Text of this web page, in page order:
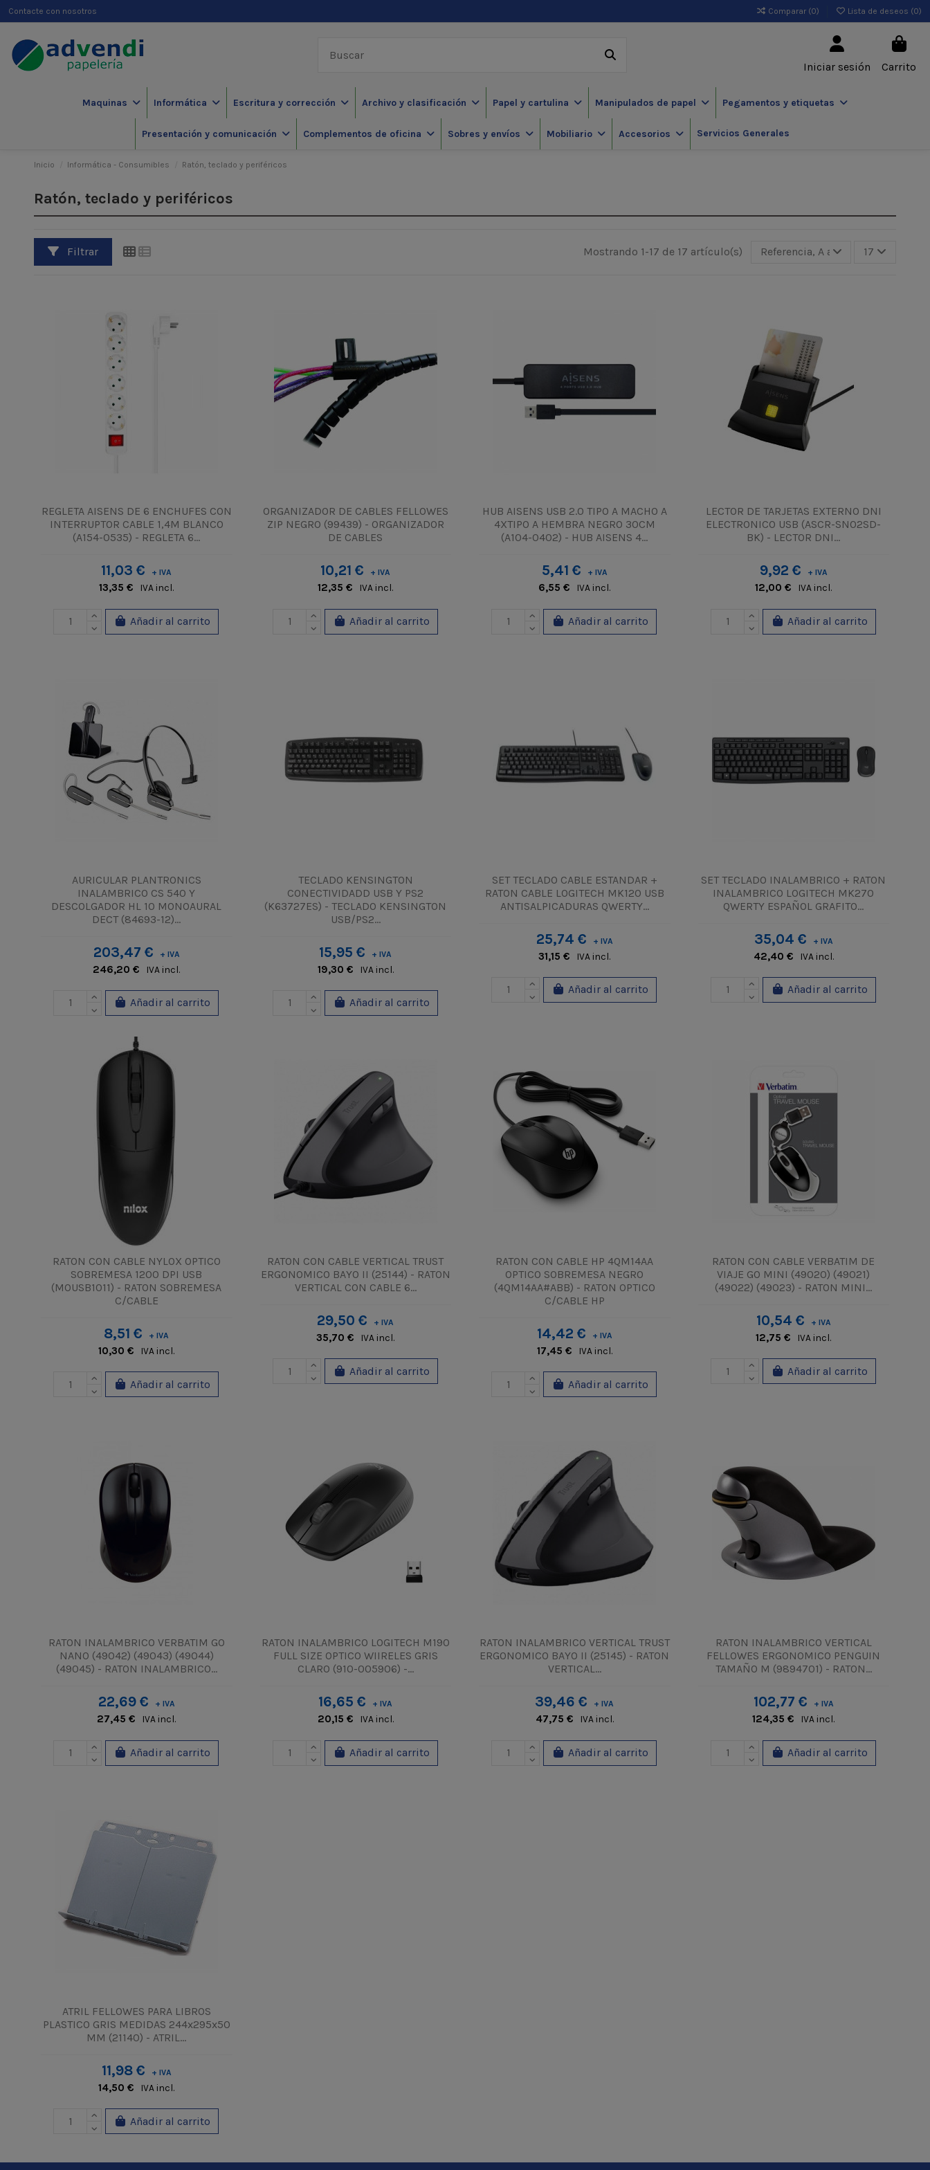
Contacte con nosotros Comparar (0) Lista de deseos (0)
Iniciar sesión Carrito
Maquinas Informática Escritura y corrección Archivo y clasificación Papel y cartulina Manipulados de papel Pegamentos y etiquetas
Presentación y comunicación Complementos de oficina Sobres y envíos Mobiliario Accesorios Servicios Generales
Inicio Informática - Consumibles Ratón, teclado y periféricos
Ratón, teclado y periféricos
Filtrar Mostrando 1-17 de 17 artículo(s) Referencia, A a Z 17
REGLETA AISENS DE 6 ENCHUFES CON
INTERRUPTOR CABLE 1,4M BLANCO
(A154-0535) - REGLETA 6...
11,03 € + IVA
13,35 € IVA incl.
Añadir al carrito
ORGANIZADOR DE CABLES FELLOWES
ZIP NEGRO (99439) - ORGANIZADOR
DE CABLES
10,21 € + IVA
12,35 € IVA incl.
Añadir al carrito
HUB AISENS USB 2.0 TIPO A MACHO A
4XTIPO A HEMBRA NEGRO 30CM
(A104-0402) - HUB AISENS 4...
5,41 € + IVA
6,55 € IVA incl.
Añadir al carrito
LECTOR DE TARJETAS EXTERNO DNI
ELECTRONICO USB (ASCR-SN02SD-
BK) - LECTOR DNI...
9,92 € + IVA
12,00 € IVA incl.
Añadir al carrito
AURICULAR PLANTRONICS
INALAMBRICO CS 540 Y
DESCOLGADOR HL 10 MONOAURAL
DECT (84693-12)...
203,47 € + IVA
246,20 € IVA incl.
Añadir al carrito
TECLADO KENSINGTON
CONECTIVIDADD USB Y PS2
(K63727ES) - TECLADO KENSINGTON
USB/PS2...
15,95 € + IVA
19,30 € IVA incl.
Añadir al carrito
SET TECLADO CABLE ESTANDAR +
RATON CABLE LOGITECH MK120 USB
ANTISALPICADURAS QWERTY...
25,74 € + IVA
31,15 € IVA incl.
Añadir al carrito
SET TECLADO INALAMBRICO + RATON
INALAMBRICO LOGITECH MK270
QWERTY ESPAÑOL GRAFITO...
35,04 € + IVA
42,40 € IVA incl.
Añadir al carrito
RATON CON CABLE NYLOX OPTICO
SOBREMESA 1200 DPI USB
(MOUSB1011) - RATON SOBREMESA
C/CABLE
8,51 € + IVA
10,30 € IVA incl.
Añadir al carrito
RATON CON CABLE VERTICAL TRUST
ERGONOMICO BAYO II (25144) - RATON
VERTICAL CON CABLE 6...
29,50 € + IVA
35,70 € IVA incl.
Añadir al carrito
RATON CON CABLE HP 4QM14AA
OPTICO SOBREMESA NEGRO
(4QM14AA#ABB) - RATON OPTICO
C/CABLE HP
14,42 € + IVA
17,45 € IVA incl.
Añadir al carrito
RATON CON CABLE VERBATIM DE
VIAJE GO MINI (49020) (49021)
(49022) (49023) - RATON MINI...
10,54 € + IVA
12,75 € IVA incl.
Añadir al carrito
RATON INALAMBRICO VERBATIM GO
NANO (49042) (49043) (49044)
(49045) - RATON INALAMBRICO...
22,69 € + IVA
27,45 € IVA incl.
Añadir al carrito
RATON INALAMBRICO LOGITECH M190
FULL SIZE OPTICO WIIRELES GRIS
CLARO (910-005906) -...
16,65 € + IVA
20,15 € IVA incl.
Añadir al carrito
RATON INALAMBRICO VERTICAL TRUST
ERGONOMICO BAYO II (25145) - RATON
VERTICAL...
39,46 € + IVA
47,75 € IVA incl.
Añadir al carrito
RATON INALAMBRICO VERTICAL
FELLOWES ERGONOMICO PENGUIN
TAMAÑO M (9894701) - RATON...
102,77 € + IVA
124,35 € IVA incl.
Añadir al carrito
ATRIL FELLOWES PARA LIBROS
PLASTICO GRIS MEDIDAS 244x295x50
MM (21140) - ATRIL...
11,98 € + IVA
14,50 € IVA incl.
Añadir al carrito